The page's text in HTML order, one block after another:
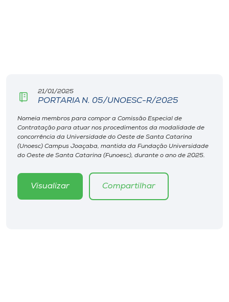
Museu
Unoesc
Store
Selecione
21/01/2025
PORTARIA N. 05/UNOESC-R/2025
Nomeia membros para compor a Comissão Especial de
Contratação para atuar nos procedimentos da modalidade de
concorrência da Universidade do Oeste de Santa Catarina
(Unoesc) Campus Joaçaba, mantida da Fundação Universidade
do Oeste de Santa Catarina (Funoesc), durante o ano de 2025.
Visualizar Compartilhar